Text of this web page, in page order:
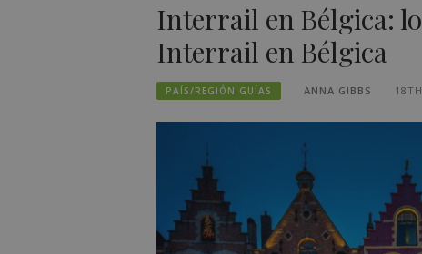
Interrail en Bélgica:
Interrail en Bélgica
PAÍS/REGIÓN GUÍAS ANNA GIBBS